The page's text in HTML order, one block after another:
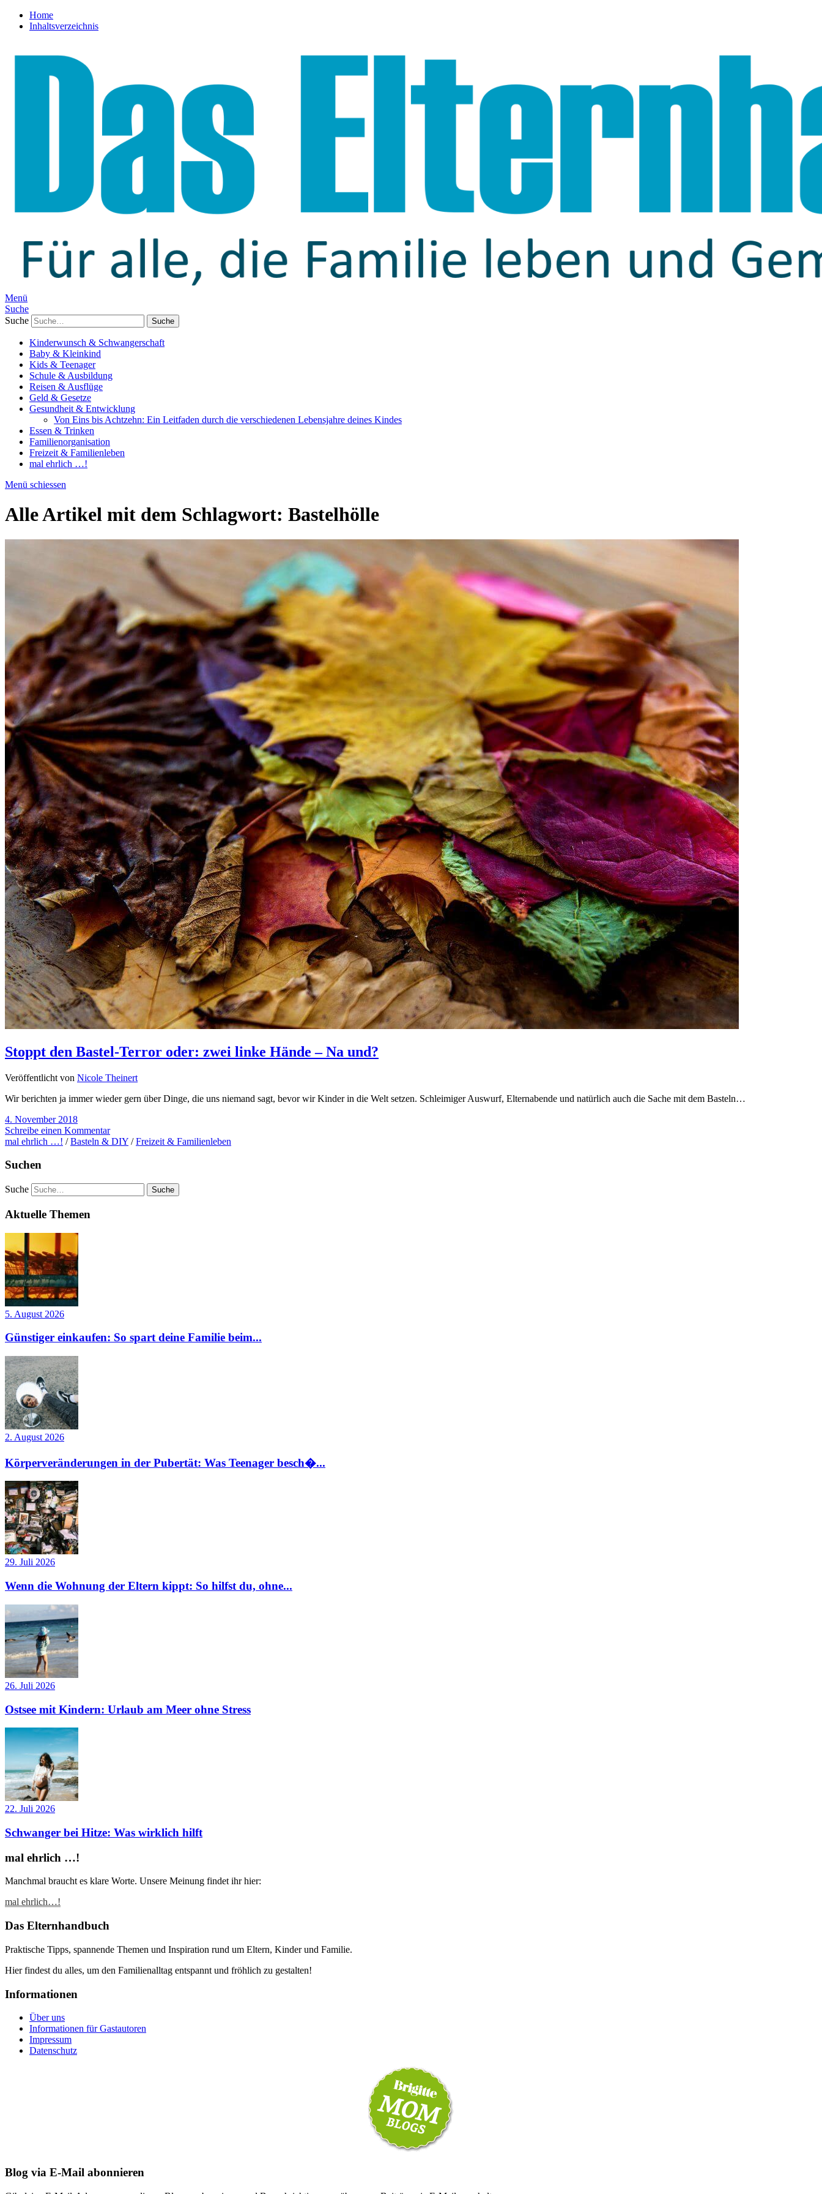
Home
Inhaltsverzeichnis
Menü
Suche
Suche
Kinderwunsch & Schwangerschaft
Baby & Kleinkind
Kids & Teenager
Schule & Ausbildung
Reisen & Ausflüge
Geld & Gesetze
Gesundheit & Entwicklung
Von Eins bis Achtzehn: Ein Leitfaden durch die verschiedenen Lebensjahre deines Kindes
Essen & Trinken
Familienorganisation
Freizeit & Familienleben
mal ehrlich …!
Menü schiessen
Alle Artikel mit dem Schlagwort: Bastelhölle
Stoppt den Bastel-Terror oder: zwei linke Hände – Na und?
Veröffentlicht von Nicole Theinert
Wir berichten ja immer wieder gern über Dinge, die uns niemand sagt, bevor wir Kinder in die Welt setzen. Schleimiger Auswurf, Elternabende und natürlich auch die Sache mit dem Basteln…
4. November 2018
Schreibe einen Kommentar
mal ehrlich …! /Basteln & DIY /Freizeit & Familienleben
Suchen
Suche
Aktuelle Themen
5. August 2026
Günstiger einkaufen: So spart deine Familie beim...
2. August 2026
Körperveränderungen in der Pubertät: Was Teenager besch�...
29. Juli 2026
Wenn die Wohnung der Eltern kippt: So hilfst du, ohne...
26. Juli 2026
Ostsee mit Kindern: Urlaub am Meer ohne Stress
22. Juli 2026
Schwanger bei Hitze: Was wirklich hilft
mal ehrlich …!
Manchmal braucht es klare Worte. Unsere Meinung findet ihr hier:
mal ehrlich…!
Das Elternhandbuch
Praktische Tipps, spannende Themen und Inspiration rund um Eltern, Kinder und Familie.
Hier findest du alles, um den Familienalltag entspannt und fröhlich zu gestalten!
Informationen
Über uns
Informationen für Gastautoren
Impressum
Datenschutz
Blog via E-Mail abonnieren